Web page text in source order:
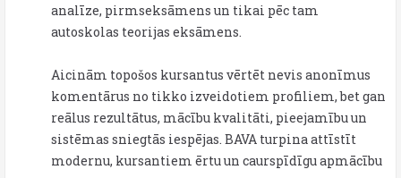
analīze, pirmseksāmens un tikai pēc tam
autoskolas teorijas eksāmens.
Aicinām topošos kursantus vērtēt nevis anonīmus
komentārus no tikko izveidotiem profiliem, bet gan
reālus rezultātus, mācību kvalitāti, pieejamību un
sistēmas sniegtās iespējas. BAVA turpina attīstīt
modernu, kursantiem ērtu un caurspīdīgu apmācību